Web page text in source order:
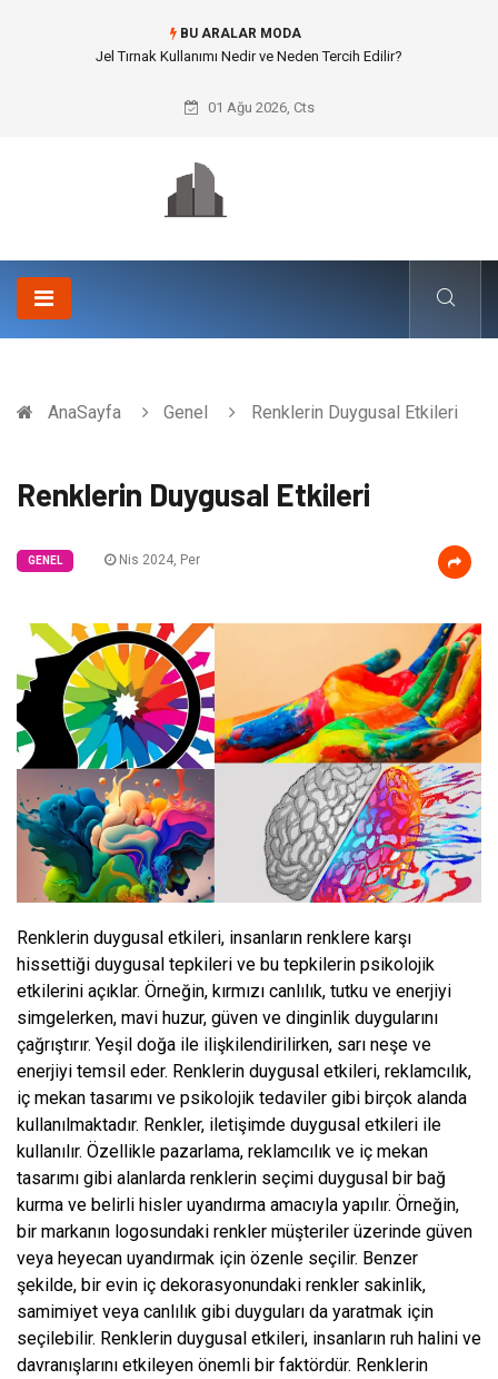
BU ARALAR MODA
Rss3 ile Otomotiv ve Lastik Sanayisinde Yüksek Mukavemet
01 Ağu 2026, Cts
AnaSayfa Genel Renklerin Duygusal Etkileri
Renklerin Duygusal Etkileri
GENEL Nis 2024, Per
Renklerin duygusal etkileri, insanların renklere karşı
hissettiği duygusal tepkileri ve bu tepkilerin psikolojik
etkilerini açıklar. Örneğin, kırmızı canlılık, tutku ve enerjiyi
simgelerken, mavi huzur, güven ve dinginlik duygularını
çağrıştırır. Yeşil doğa ile ilişkilendirilirken, sarı neşe ve
enerjiyi temsil eder. Renklerin duygusal etkileri, reklamcılık,
iç mekan tasarımı ve psikolojik tedaviler gibi birçok alanda
kullanılmaktadır. Renkler, iletişimde duygusal etkileri ile
kullanılır. Özellikle pazarlama, reklamcılık ve iç mekan
tasarımı gibi alanlarda renklerin seçimi duygusal bir bağ
kurma ve belirli hisler uyandırma amacıyla yapılır. Örneğin,
bir markanın logosundaki renkler müşteriler üzerinde güven
veya heyecan uyandırmak için özenle seçilir. Benzer
şekilde, bir evin iç dekorasyonundaki renkler sakinlik,
samimiyet veya canlılık gibi duyguları da yaratmak için
seçilebilir. Renklerin duygusal etkileri, insanların ruh halini ve
davranışlarını etkileyen önemli bir faktördür. Renklerin